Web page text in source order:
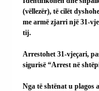
(vëllezër), të cilët
me armë zjarri një 31-
tij.
Arrestohet 31-vjeçari,
sigurisë “Arrest në
Nga të shtënat u plagos